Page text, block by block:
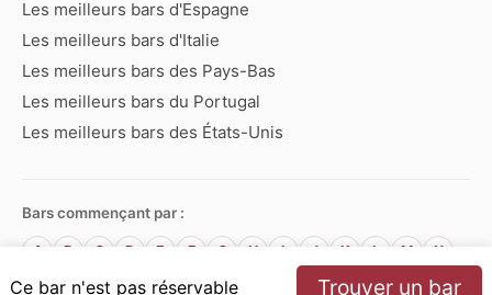
Ce bar n'est pas réservable Trouver un bar
Les meilleurs bars d'Espagne
Les meilleurs bars d'Italie
Les meilleurs bars des Pays-Bas
Les meilleurs bars du Portugal
Les meilleurs bars des États-Unis
Bars commençant par :
A B C D E F G H I J K L M
N
O
P Q R S T U X Y Z